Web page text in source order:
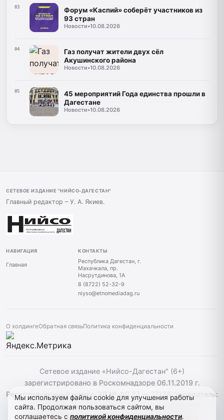
03
Форум «Каспий» соберёт участников из
93 стран
Новости•10.08.2026
04
Газ получат жители двух сёл
Акушинского района
Новости•10.08.2026
05
45 мероприятий Года единства прошли в
Дагестане
Новости•10.08.2026
СЕТЕВОЕ ИЗДАНИЕ "НИЙСО-ДАГЕСТАН"
Главный редактор – У. А. Якиев.
НАВИГАЦИЯ
Главная
КОНТАКТЫ
Республика Дагестан, г.
Махачкала, пр.
Насрутдинова, 1А
8 (8722) 52-32-9
niyso@etnomediadag.ru
О холдингеОбратная связьПолитика конфиденциальности
Сетевое издание «Нийсо-Дагестан" (6+)
зарегистрировано в Роскомнадзоре 06.11.2019 г.
Регистрационный номер ЭЛ № ФС 77 — 77128. Учредитель:
ГОСУДАРСТВЕННОЕ БЮДЖЕТНОЕ УЧРЕЖДЕНИЕ
РЕСПУБЛИКИ ДАГЕСТАН "ЭТНОМЕДИАХОЛДИНГ
Мы используем файлы cookie для улучшения работы
сайта. Продолжая пользоваться сайтом, вы
соглашаетесь с политикой конфиденциальности.